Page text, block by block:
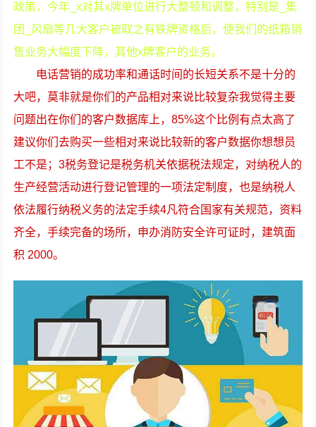
政策，今年_x对其x牌单位进行大整顿和调整，特别是_集
团_风扇等几大客户被取之有铁牌资格后，使我们的纸箱销
售业务大幅度下降，其他x牌客户的业务。
电话营销的成功率和通话时间的长短关系不是十分的
大吧，莫非就是你们的产品相对来说比较复杂我觉得主要
问题出在你们的客户数据库上，85%这个比例有点太高了
建议你们去购买一些相对来说比较新的客户数据你想想员
工不是；3税务登记是税务机关依据税法规定，对纳税人的
生产经营活动进行登记管理的一项法定制度，也是纳税人
依法履行纳税义务的法定手续4凡符合国家有关规范，资料
齐全，手续完备的场所，申办消防安全许可证时，建筑面
积 2000。